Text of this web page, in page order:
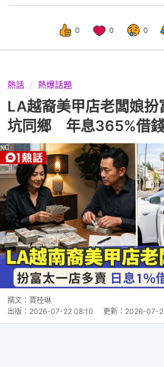
0 0 0
熱話 熱爆話題
LA越裔美甲店老闆娘扮
坑同鄉 年息365%借
撰文： 賈桂琳
出版： 2026-07-22 08:10 更新： 2026-07-